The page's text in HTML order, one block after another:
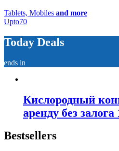
Tablets, Mobiles and more
Upto70
Today Deals
ends in
Кислородный
аренду без залога
Bestsellers